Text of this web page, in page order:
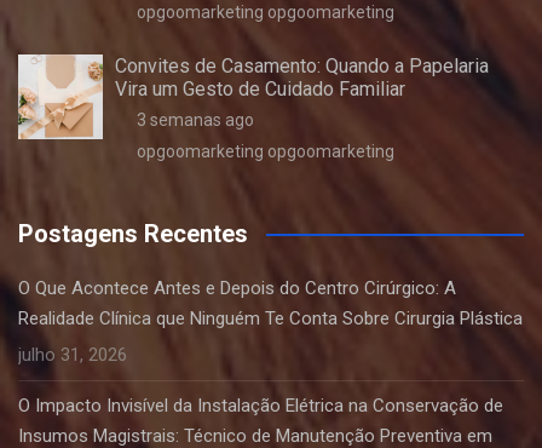
opgoomarketing opgoomarketing
Convites de Casamento: Quando a Papelaria
Vira um Gesto de Cuidado Familiar
3 semanas ago
opgoomarketing opgoomarketing
Postagens Recentes
O Que Acontece Antes e Depois do Centro Cirúrgico: A
Realidade Clínica que Ninguém Te Conta Sobre Cirurgia Plástica
julho 31, 2026
O Impacto Invisível da Instalação Elétrica na Conservação de
Insumos Magistrais: Técnico de Manutenção Preventiva em